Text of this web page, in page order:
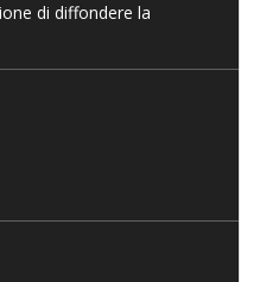
di diffondere la